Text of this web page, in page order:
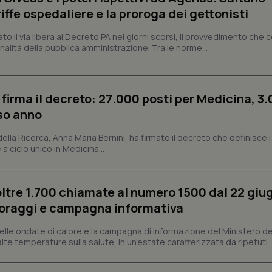
ospedaliere e la proroga dei gettonisti
il via libera al Decreto PA nei giorni scorsi, il provvedimento che
della pubblica amministrazione. Tra le norme...
il decreto: 27.000 posti per Medicina,
anno
Ricerca, Anna Maria Bernini, ha firmato il decreto che definisce
ciclo unico in Medicina...
1.700 chiamate al numero 1500 dal 22
e campagna informativa
ondate di calore e la campagna di informazione del Ministero
temperature sulla salute, in un'estate caratterizzata da ripetuti...
CookieScript
www.quotidianosanita.it
settimane
Questo cookie viene utilizzato
Script.com per ricordare le
dei cookie di Cookie-Script.com
correttamente.
2 giorni
www.quotidianosanita.it
settimane
Questo cookie è impostato
assegnare un identificatore
.quotidianosanita.it
mese
Universal Analytics, che è un
significativo del servizio di
generato in modo casuale come
sito e utilizzato per calcolare i
sessioni e campagne per i
PHP.net
Sessione
Cookie generato da applicazioni
generico utilizzato per
sessione utente. Normalmente è
generato in modo casuale, il
buon esempio è mantenere uno